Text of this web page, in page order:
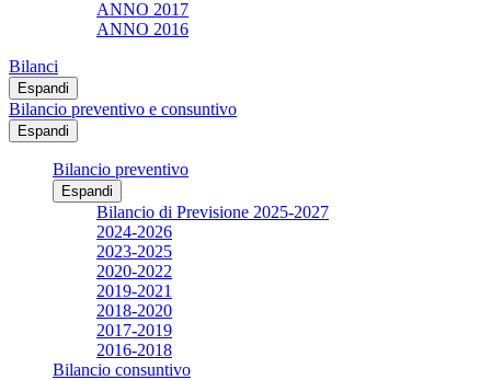
ANNO 2017
ANNO 2016
Bilanci
Espandi
Bilancio preventivo e consuntivo
Espandi
Bilancio preventivo
Espandi
Bilancio di Previsione 2025-2027
2024-2026
2023-2025
2020-2022
2019-2021
2018-2020
2017-2019
2016-2018
Bilancio consuntivo